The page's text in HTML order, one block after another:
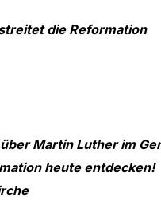
die Reformation
Martin Luther im
heute entdecken!